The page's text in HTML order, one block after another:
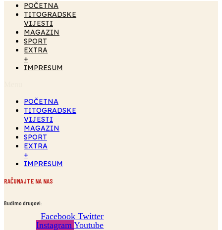
POČETNA
TITOGRADSKE
VIJESTI
MAGAZIN
SPORT
EXTRA
+
IMPRESUM
POČETNA
TITOGRADSKE
VIJESTI
MAGAZIN
SPORT
EXTRA
+
IMPRESUM
RAČUNAJTE NA NAS
Budimo drugovi:
Facebook Twitter
Instagram Youtube